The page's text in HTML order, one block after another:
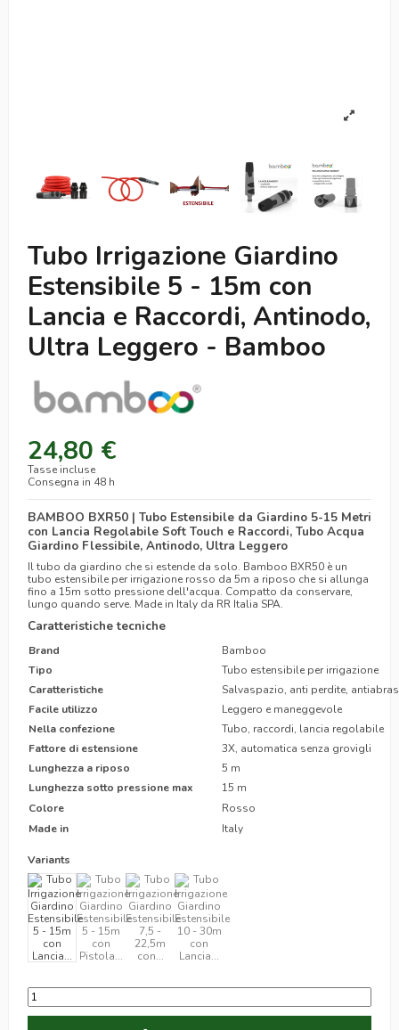
Tubo Irrigazione Giardino
Estensibile 5 - 15m con
Lancia e Raccordi, Antinodo,
Ultra Leggero - Bamboo
24,80 €
Tasse incluse
Consegna in 48 h
BAMBOO BXR50 | Tubo Estensibile da Giardino 5-15 Metri
con Lancia Regolabile Soft Touch e Raccordi, Tubo Acqua
Giardino Flessibile, Antinodo, Ultra Leggero
Il tubo da giardino che si estende da solo. Bamboo BXR50 è un
tubo estensibile per irrigazione rosso da 5m a riposo che si allunga
fino a 15m sotto pressione dell'acqua. Compatto da conservare,
lungo quando serve. Made in Italy da RR Italia SPA.
Caratteristiche tecniche
Brand
Bamboo
Tipo
Tubo estensibile per irrigazione
Caratteristiche
Salvaspazio, anti perdite,
Facile utilizzo
Leggero e maneggevole
Nella confezione
Tubo, raccordi, lancia regolabile
Fattore di estensione
3X, automatica senza grovigli
Lunghezza a riposo
5 m
Lunghezza sotto pressione max
15 m
Colore
Rosso
Made in Italy
Variants